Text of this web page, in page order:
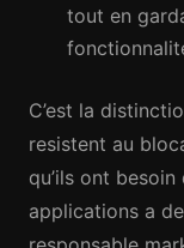
tout en
C’est la
resistent au
qu’ils ont
applications a